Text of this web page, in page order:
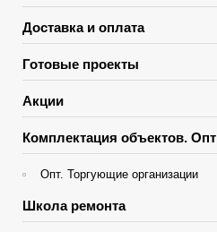
Доставка и оплата
Готовые проекты
Акции
Комплектация объектов. Опт
Опт. Торгующие организации
Школа ремонта